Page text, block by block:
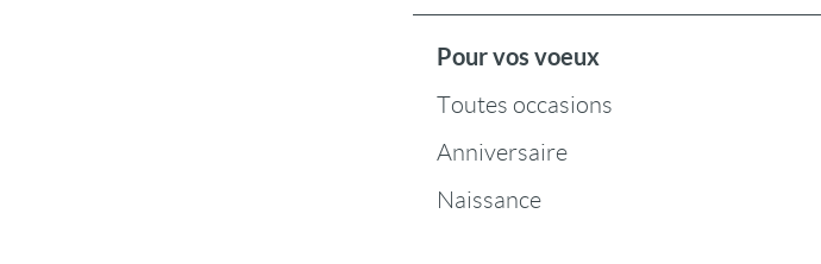
Pour vos voeux
Toutes occasions
Anniversaire
Naissance